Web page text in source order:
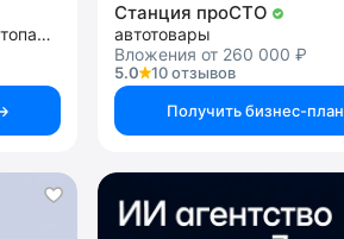
вендинг с диффузорами и автопарфюмом
Станция проСТО
автотовары
Вложения от 260 000 ₽
5.0
10 отзывов
Получить бизнес-план